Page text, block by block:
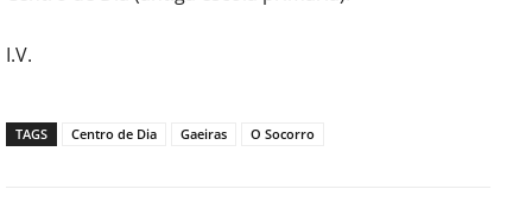
I.V.
TAGS Centro de Dia Gaeiras O Socorro